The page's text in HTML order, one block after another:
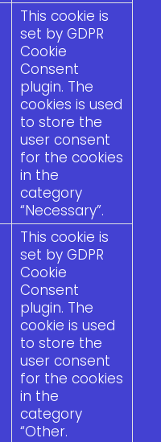
This cookie is
set by GDPR
Cookie
Consent
plugin. The
cookies is used
to store the
user consent
for the cookies
in the
category
“Necessary”.
This cookie is
set by GDPR
Cookie
Consent
plugin. The
cookie is used
to store the
user consent
for the cookies
in the
category
“Other.